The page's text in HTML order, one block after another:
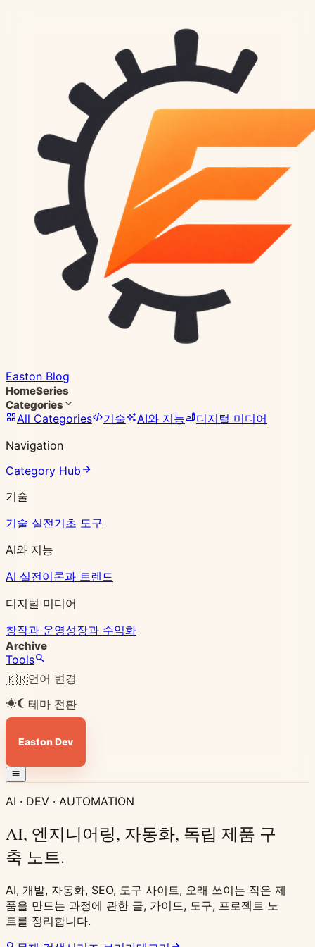
Easton Blog
HomeSeries
Categories
All Categories 기술 AI와 지능
디지털 미디어
Navigation
Category Hub
기술
기술 실전기초 도구
AI와 지능
AI 실전이론과 트렌드
디지털 미디어
창작과 운영성장과 수익화
Archive
Tools
🇰🇷언어 변경
테마 전환
Easton Dev
AI · DEV · AUTOMATION
AI, 엔지니어링, 자동화, 독립 제품 구
축 노트.
AI, 개발, 자동화, SEO, 도구 사이트, 오래 쓰이는 작은 제
품을 만드는 과정에 관한 글, 가이드, 도구, 프로젝트 노
트를 정리합니다.